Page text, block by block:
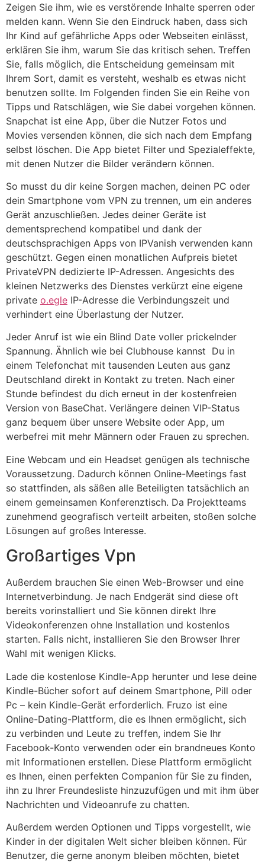
Zeigen Sie ihm, wie es verstörende Inhalte sperren oder
melden kann. Wenn Sie den Eindruck haben, dass sich
Ihr Kind auf gefährliche Apps oder Webseiten einlässt,
erklären Sie ihm, warum Sie das kritisch sehen. Treffen
Sie, falls möglich, die Entscheidung gemeinsam mit
Ihrem Sort, damit es versteht, weshalb es etwas nicht
benutzen sollte. Im Folgenden finden Sie ein Reihe von
Tipps und Ratschlägen, wie Sie dabei vorgehen können.
Snapchat ist eine App, über die Nutzer Fotos und
Movies versenden können, die sich nach dem Empfang
selbst löschen. Die App bietet Filter und Spezialeffekte,
mit denen Nutzer die Bilder verändern können.
So musst du dir keine Sorgen machen, deinen PC oder
dein Smartphone vom VPN zu trennen, um ein anderes
Gerät anzuschließen. Jedes deiner Geräte ist
dementsprechend kompatibel und dank der
deutschsprachigen Apps von IPVanish verwenden kann
geschützt. Gegen einen monatlichen Aufpreis bietet
PrivateVPN dedizierte IP-Adressen. Angesichts des
kleinen Netzwerks des Dienstes verkürzt eine eigene
private o.egle IP-Adresse die Verbindungszeit und
verhindert eine Überlastung der Nutzer.
Jeder Anruf ist wie ein Blind Date voller prickelnder
Spannung. Ähnlich wie bei Clubhouse kannst Du in
einem Telefonchat mit tausenden Leuten aus ganz
Deutschland direkt in Kontakt zu treten. Nach einer
Stunde befindest du dich erneut in der kostenfreien
Version von BaseChat. Verlängere deinen VIP-Status
ganz bequem über unsere Website oder App, um
werbefrei mit mehr Männern oder Frauen zu sprechen.
Eine Webcam und ein Headset genügen als technische
Voraussetzung. Dadurch können Online-Meetings fast
so stattfinden, als säßen alle Beteiligten tatsächlich an
einem gemeinsamen Konferenztisch. Da Projektteams
zunehmend geografisch verteilt arbeiten, stoßen solche
Lösungen auf großes Interesse.
Großartiges Vpn
Außerdem brauchen Sie einen Web-Browser und eine
Internetverbindung. Je nach Endgerät sind diese oft
bereits vorinstalliert und Sie können direkt Ihre
Videokonferenzen ohne Installation und kostenlos
starten. Falls nicht, installieren Sie den Browser Ihrer
Wahl mit wenigen Klicks.
Lade die kostenlose Kindle-App herunter und lese deine
Kindle-Bücher sofort auf deinem Smartphone, Pill oder
Pc – kein Kindle-Gerät erforderlich. Fruzo ist eine
Online-Dating-Plattform, die es Ihnen ermöglicht, sich
zu verbinden und Leute zu treffen, indem Sie Ihr
Facebook-Konto verwenden oder ein brandneues Konto
mit Informationen erstellen. Diese Plattform ermöglicht
es Ihnen, einen perfekten Companion für Sie zu finden,
ihn zu Ihrer Freundesliste hinzuzufügen und mit ihm über
Nachrichten und Videoanrufe zu chatten.
Außerdem werden Optionen und Tipps vorgestellt, wie
Kinder in der digitalen Welt sicher bleiben können. Für
Benutzer, die gerne anonym bleiben möchten, bietet